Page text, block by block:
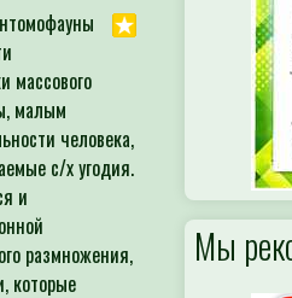
массового
малым
человека,
с/х угодия.
и
размножения,
которые
Мы